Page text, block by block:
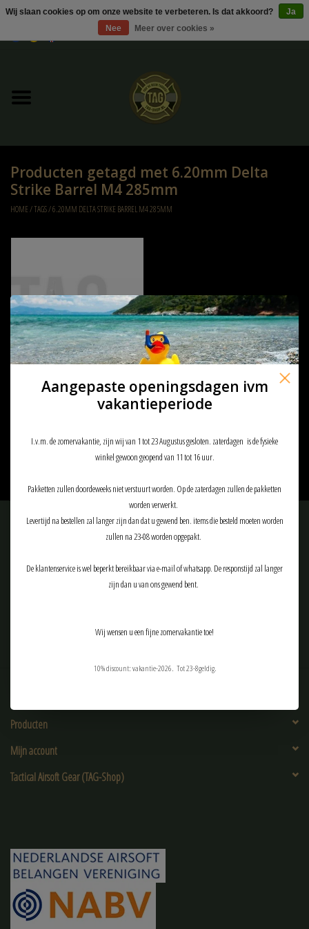
UItverkoop
Kleding
Tactical gear
Diverse
Producten getagd met 6.20mm Delta
Strike Barrel M4 285mm
HOME/TAGS/6.20MM DELTA STRIKE BARREL M4 285MM
Prometheus 6.20mm Delta Strike
Meld je aan voor onze nieuwsbrief:
Producten
Mijn account
Tactical Airsoft Gear (TAG-Shop)
Wij slaan cookies op om onze website te verbeteren. Is dat akkoord?
Ja
Nee
Meer over cookies »
Aangepaste openingsdagen ivm
vakantieperiode
I.v.m. de zomervakantie, zijn wij van 1 tot 23 Augustus gesloten. zaterdagen is de fysieke
winkel gewoon geopend van 11 tot 16 uur.
Pakketten zullen doordeweeks niet verstuurt worden. Op de zaterdagen zullen de pakketten
worden verwerkt.
Levertijd na bestellen zal langer zijn dan dat u gewend ben. items die besteld moeten worden
zullen na 23-08 worden opgepakt.
De klantenservice is wel beperkt bereikbaar via e-mail of whatsapp. De responstijd zal langer
zijn dan u van ons gewend bent.
Wij wensen u een fijne zomervakantie toe!
10% discount: vakantie-2026. Tot 23-8geldig.